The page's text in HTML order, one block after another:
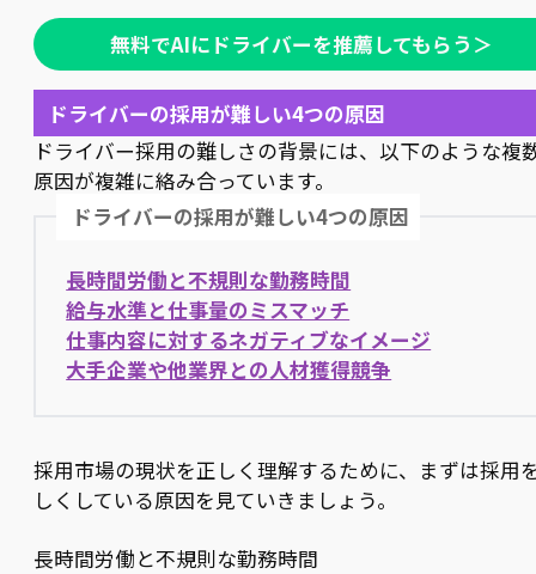
無料でAIにドライバーを推薦してもらう＞
ドライバーの採用が難しい4つの原因
ドライバー採用の難しさの背景には、以下のような複
原因が複雑に絡み合っています。
ドライバーの採用が難しい4つの原因
長時間労働と不規則な勤務時間
給与水準と仕事量のミスマッチ
仕事内容に対するネガティブなイメージ
大手企業や他業界との人材獲得競争
採用市場の現状を正しく理解するために、まずは採用
しくしている原因を見ていきましょう。
長時間労働と不規則な勤務時間